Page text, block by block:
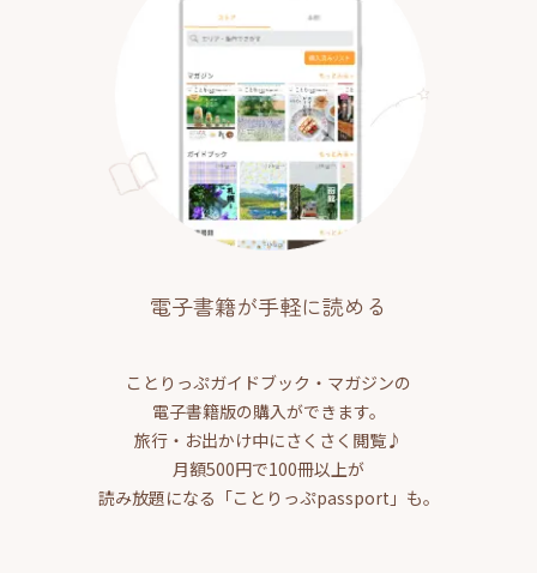
電子書籍が手軽に読める
ことりっぷガイドブック・マガジンの
電子書籍版の購入ができます。
旅行・お出かけ中にさくさく閲覧♪
月額500円で100冊以上が
読み放題になる「ことりっぷpassport」も。